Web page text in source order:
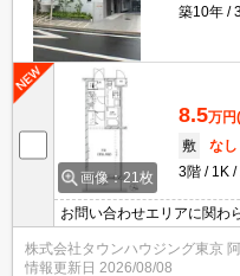
築10年
画像：21枚
8.5万円
敷
なし
3階
1K
お問い合わせエリアに関わ
介可能です！！迷われてい
株式会社タウンハウジング東京
情報更新日 2026/08/08